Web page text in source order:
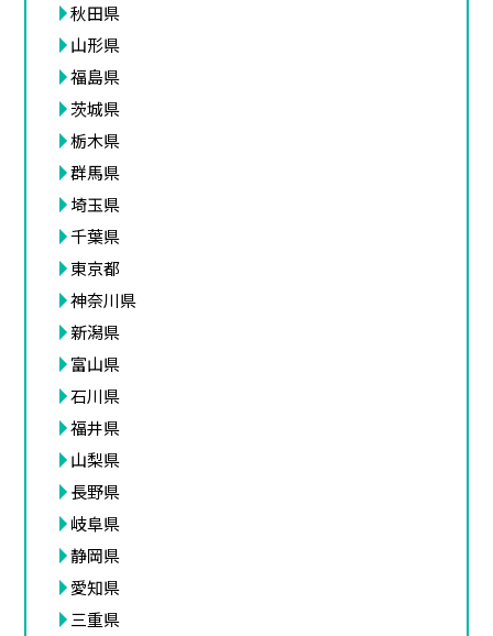
秋田県
山形県
福島県
茨城県
栃木県
群馬県
埼玉県
千葉県
東京都
神奈川県
新潟県
富山県
石川県
福井県
山梨県
長野県
岐阜県
静岡県
愛知県
三重県